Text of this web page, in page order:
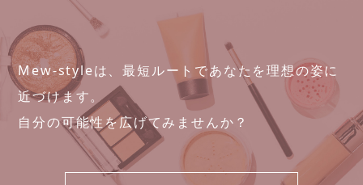
Mew-styleは、最短ルートであなたを理想の姿に
近づけます。
自分の可能性を広げてみませんか？